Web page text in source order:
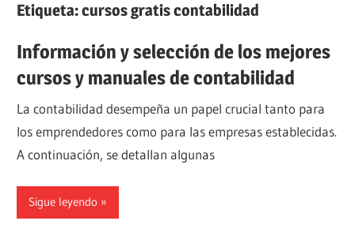
Etiqueta:cursos gratis contabilidad
Información y selección de los mejores
cursos y manuales de contabilidad
La contabilidad desempeña un papel crucial tanto para
los emprendedores como para las empresas establecidas.
A continuación, se detallan algunas
Sigue leyendo